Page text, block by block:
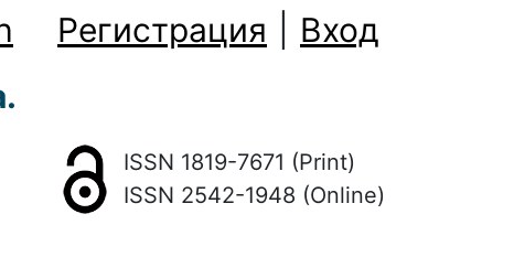
Регистрация
Вход
ISSN 1819-7671 (Print)
ISSN 2542-1948 (Online)